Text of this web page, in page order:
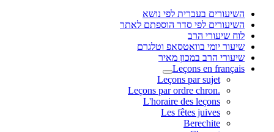
השיעורים בעברית לפי נושא
השיעורים לפי סדר הוספתם לאתר
לוח שיעורי הרב
שיעור יומי בוואטסאפ וטלגרם
שיעורי הרב במכון מאיר
Leçons en français
Leçons par sujet
.Leçons par ordre chron
L'horaire des leçons
Les fêtes juives
Berechite